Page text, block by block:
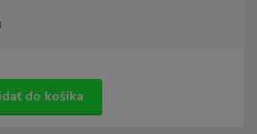
do košíka